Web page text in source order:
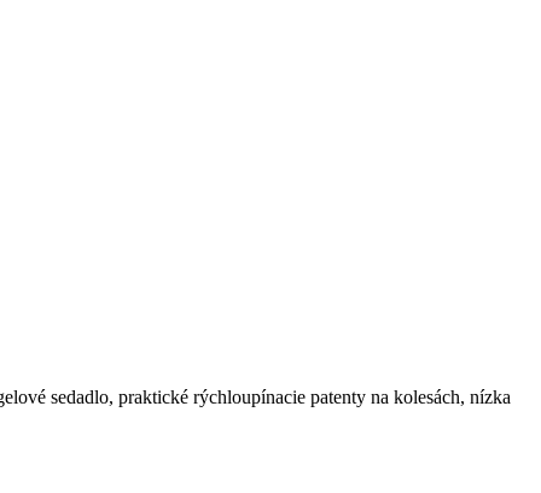
sedadlo, praktické rýchloupínacie patenty na kolesách, nízka